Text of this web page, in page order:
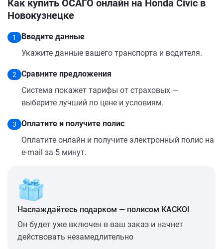
Как купить ОСАГО онлайн на Honda Civic в
Новокузнецке
1
Введите данные
Укажите данные вашего транспорта и водителя.
2
Сравните предложения
Система покажет тарифы от страховых —
выберите лучший по цене и условиям.
3
Оплатите и получите полис
Оплатите онлайн и получите электронный полис на
e-mail за 5 минут.
Наслаждайтесь подарком — полисом КАСКО!
Он будет уже включен в ваш заказ и начнет
действовать незамедлительно